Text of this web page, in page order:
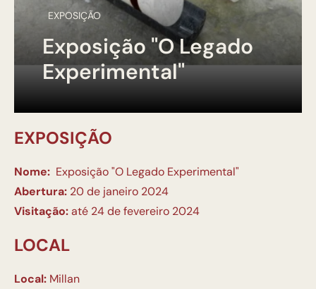
EXPOSIÇÃO
Exposição "O Legado
Experimental"
EXPOSIÇÃO
Nome: Exposição "O Legado Experimental"
Abertura: 20 de janeiro 2024
Visitação:até 24 de fevereiro 2024
LOCAL
Local: Millan